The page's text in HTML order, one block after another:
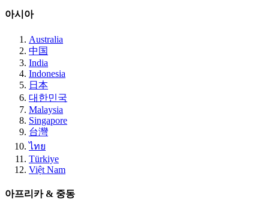
아시아
Australia
中国
India
Indonesia
日本
대한민국
Malaysia
Singapore
台灣
ไทย
Türkiye
Việt Nam
아프리카 & 중동